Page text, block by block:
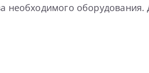
необходимого